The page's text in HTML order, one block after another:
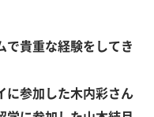
で貴重な経験をしてき
に参加した木内彩さん